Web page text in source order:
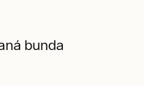
bunda